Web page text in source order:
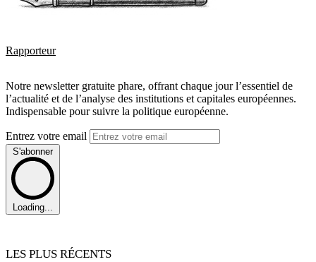
Rapporteur
Notre newsletter gratuite phare, offrant chaque jour l’essentiel de
l’actualité et de l’analyse des institutions et capitales européennes.
Indispensable pour suivre la politique européenne.
Entrez votre email
S'abonner
Loading...
LES PLUS RÉCENTS